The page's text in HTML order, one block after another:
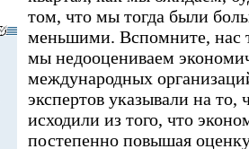
том, что мы тогда были
меньшими. Вспомните, нас
мы недооцениваем
международных
экспертов указывали на
исходили из того, что
постепенно повышая